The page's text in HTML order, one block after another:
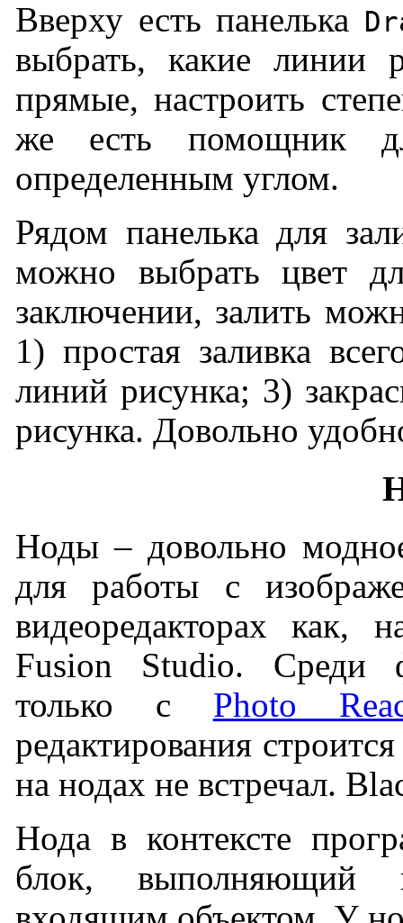
Вверху есть панелька
выбрать, какие линии
прямые, настроить
же есть помощник
определенным углом.
Рядом панелька для
можно выбрать цвет
заключении, залить
1) простая заливка
линий рисунка; 3)
рисунка. Довольно
Ноды – довольно
для работы с
видеоредакторах как,
Fusion Studio. Среди
только с Photo
редактирования
на нодах не встречал.
Нода в контексте
блок, выполняющий